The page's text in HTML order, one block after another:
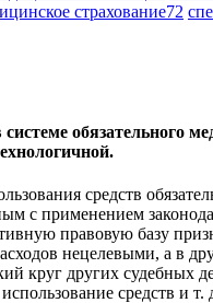
страхование72
обязательного
средств
с применением
правовую базу
нецелевыми, а в
круг других судебных
средств и т.